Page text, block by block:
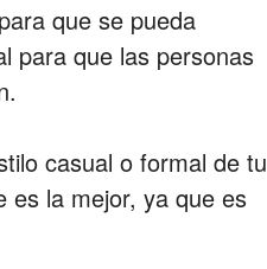
que se pueda
para que las personas
casual o formal de tu
es la mejor, ya que es